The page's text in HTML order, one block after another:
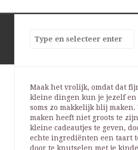
Maak het vrolijk, omdat dat
kleine dingen kun je jezelf en
soms zo makkelijk blij
maken heeft niet groots te
kleine cadeautjes te geven,
echte ingrediënten een taart
door te knutselen met je